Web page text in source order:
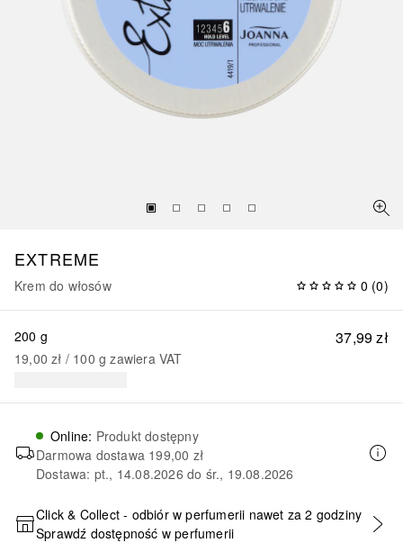
EXTREME
Krem do włosów 0 (0)
37,99 zł
200 g
19,00 zł / 100 g zawiera VAT
Online: Produkt dostępny
Darmowa dostawa 199,00 zł
Dostawa: pt., 14.08.2026 do śr., 19.08.2026
DODAJ DO KOSZYKA
Click & Collect - odbiór w perfumerii nawet za 2 godziny
Sprawdź dostępność w perfumerii